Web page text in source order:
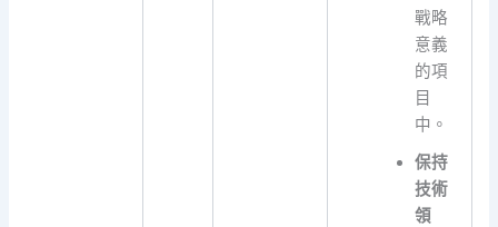
戰略
意義
的項
目
中。
保持
技術
領